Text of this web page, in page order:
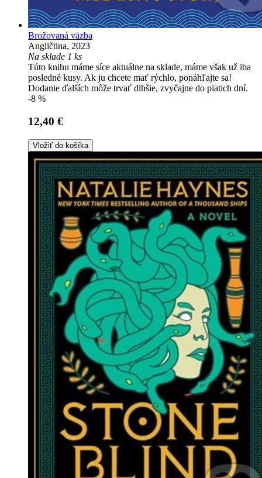
Brožovaná väzba
Angličtina, 2023
Na sklade 1 ks
Túto knihu máme síce aktuálne na sklade, máme však už iba
posledné kusy. Ak ju chcete mať rýchlo, ponáhľajte sa!
Dodanie ďalších môže trvať dlhšie, zvyčajne do piatich dní.
-8 %
12,40 €
Vložiť do košíka